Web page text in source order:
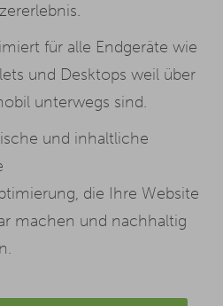
für alle Endgeräte wie
und Desktops weil über
unterwegs sind.
und inhaltliche
die Ihre Website
machen und nachhaltig